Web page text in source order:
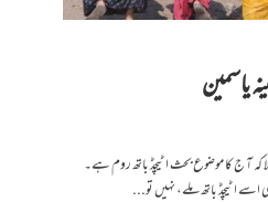
یاسمین
کہ آ ج کا موضوع بحث اٹیچڈ باتھ روم ہے۔
اسے اٹیچڈ باتھ ملے، نہیں تو...